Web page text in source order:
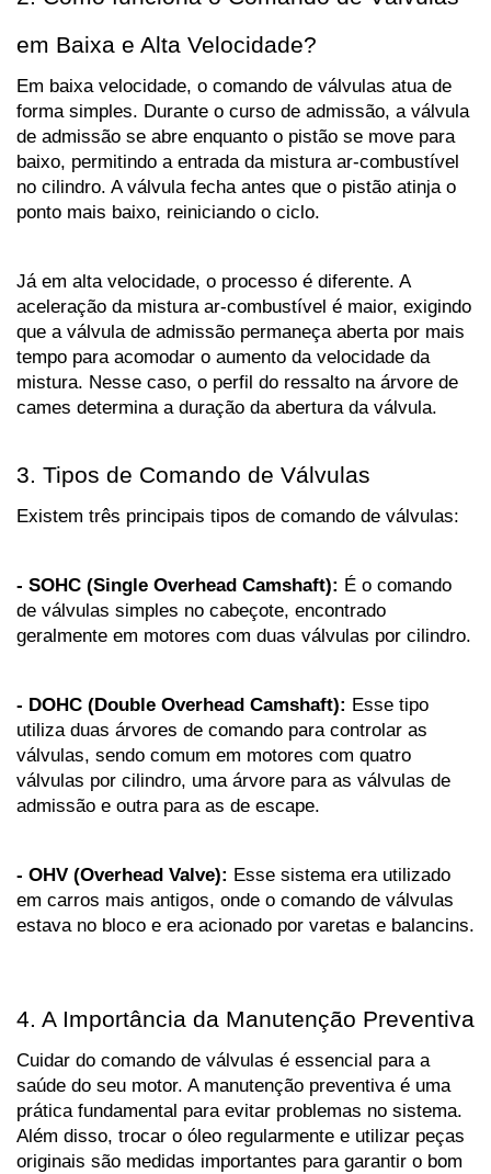
em Baixa e Alta Velocidade?
Em baixa velocidade, o comando de válvulas atua de
forma simples. Durante o curso de admissão, a válvula
de admissão se abre enquanto o pistão se move para
baixo, permitindo a entrada da mistura ar-combustível
no cilindro. A válvula fecha antes que o pistão atinja o
ponto mais baixo, reiniciando o ciclo.
Já em alta velocidade, o processo é diferente. A
aceleração da mistura ar-combustível é maior, exigindo
que a válvula de admissão permaneça aberta por mais
tempo para acomodar o aumento da velocidade da
mistura. Nesse caso, o perfil do ressalto na árvore de
cames determina a duração da abertura da válvula.
3. Tipos de Comando de Válvulas
Existem três principais tipos de comando de válvulas:
- SOHC (Single Overhead Camshaft): É o comando
de válvulas simples no cabeçote, encontrado
geralmente em motores com duas válvulas por cilindro.
- DOHC (Double Overhead Camshaft): Esse tipo
utiliza duas árvores de comando para controlar as
válvulas, sendo comum em motores com quatro
válvulas por cilindro, uma árvore para as válvulas de
admissão e outra para as de escape.
- OHV (Overhead Valve): Esse sistema era utilizado
em carros mais antigos, onde o comando de válvulas
estava no bloco e era acionado por varetas e balancins.
4. A Importância da Manutenção Preventiva
Cuidar do comando de válvulas é essencial para a
saúde do seu motor. A manutenção preventiva é uma
prática fundamental para evitar problemas no sistema.
Além disso, trocar o óleo regularmente e utilizar peças
originais são medidas importantes para garantir o bom